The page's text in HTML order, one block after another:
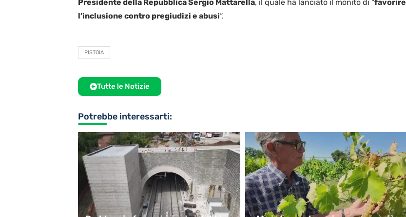
Presidente della Repubblica Sergio Mattarella, il quale ha lanciato il monito di “favorire
l’inclusione contro pregiudizi e abusi“.
PISTOIA
Tutte le Notizie
Potrebbe interessarti: